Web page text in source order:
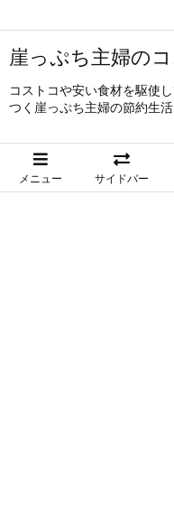
崖っぷち主婦の
コストコや安い食材を駆使
つく崖っぷち主婦の節約生活
メニュー サイドバー